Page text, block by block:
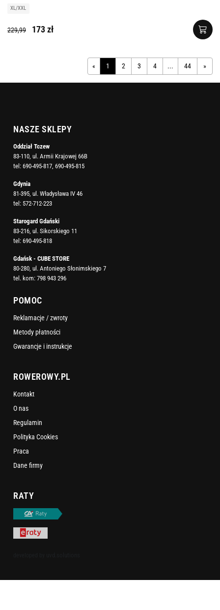
XL/XXL
229,99 173 zł
« 1 2 3 4 ... 44 »
NASZE SKLEPY
Oddział Tczew
83-110, ul. Armii Krajowej 66B
tel: 690-495-817 690-495-815
Gdynia
81-395, ul. Władysława IV 46
tel: 572-712-223
Starogard Gdański
83-216, ul. Sikorskiego 11
tel: 690-495-818
Gdańsk - CUBE STORE
80-280, ul. Antoniego Słonimskiego 7
tel. kom: 798 943 296
POMOC
Reklamacje / zwroty
Metody płatności
Gwarancje i instrukcje
ROWEROWY.PL
Kontakt
O nas
Regulamin
Polityka Cookies
Praca
Dane firmy
RATY